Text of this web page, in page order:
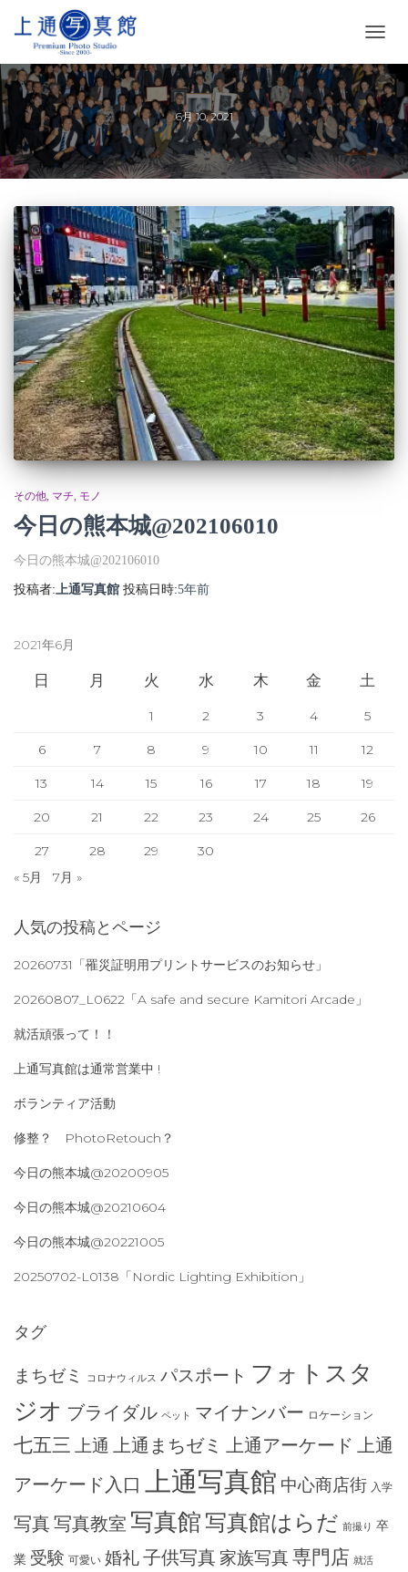
ビ
ゲ
ー
シ
ョ
ン
を
替
え
6月 10, 2021
その他 マチ モノ
今日の熊本城@202106010
今日の熊本城@202106010
投稿者: 上通写真館 投稿日時:5年前
2021年6月
日 月 火 水 木 金 土
1 2 3 4 5
6 7 8 9 10 11 12
13 14 15 16 17 18 19
20 21 22 23 24 25 26
27 28 29
30
« 5月
7月 »
人気の投稿とページ
20260731「罹災証明用プリントサービスのお知らせ」
20260807_L0622「A safe and secure Kamitori Arcade」
就活頑張って！！
上通写真館は通常営業中 !
ボランティア活動
修整？ PhotoRetouch？
今日の熊本城@20200905
今日の熊本城@20210604
今日の熊本城@20221005
20250702-L0138「Nordic Lighting Exhibition」
タグ
まちゼミ コロナウィルス パスポート フォトスタ
ジオ ブライダル ペット マイナンバー ロケーション
七五三 上通 上通まちゼミ 上通アーケード
上通
アーケード入口
上通写真館 中心商店街 入学
写真写真教室 写真館 写真館はらだ 前撮り 卒
業 受験 可愛い 婚礼子供写真 家族写真専門店 就活